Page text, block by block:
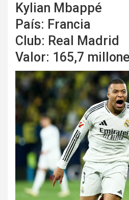
Kylian Mbappé
País: Francia
Club: Real Madrid
Valor: 165,7